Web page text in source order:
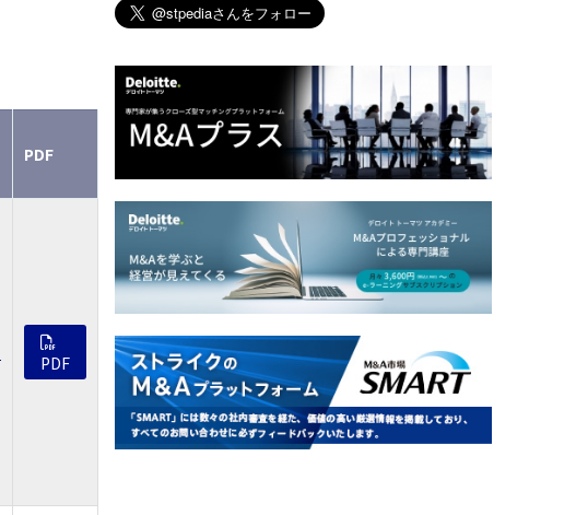
PDF
PDF